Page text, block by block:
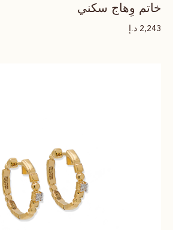
خاتم وِهاج سكني
2,243 د.إ